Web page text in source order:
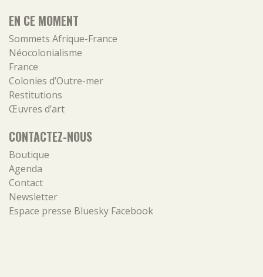
EN CE MOMENT
Sommets Afrique-France
Néocolonialisme
France
Colonies d’Outre-mer
Restitutions
Œuvres d’art
CONTACTEZ-NOUS
Boutique
Agenda
Contact
Newsletter
Espace presse Bluesky Facebook